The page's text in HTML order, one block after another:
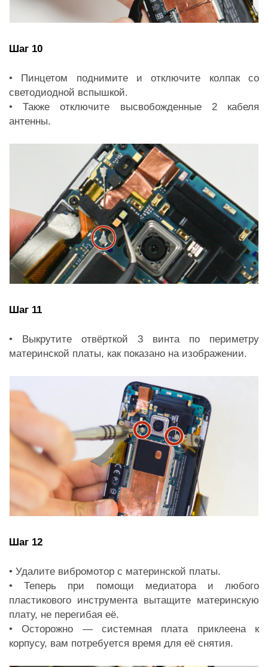
Шаг 10
• Пинцетом поднимите и отключите колпак со
светодиодной вспышкой.
• Также отключите высвобожденные 2 кабеля
антенны.
Шаг 11
• Выкрутите отвёрткой 3 винта по периметру
материнской платы, как показано на изображении.
Шаг 12
• Удалите вибромотор с материнской платы.
• Теперь при помощи медиатора и любого
пластикового инструмента вытащите материнскую
плату, не перегибая её.
• Осторожно — системная плата приклеена к
корпусу, вам потребуется время для её снятия.